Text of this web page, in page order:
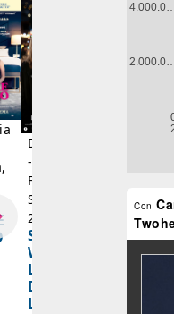
Drammatico
- Giappone,
Francia,
Singapore,
2024, 105'
SPIRIT
WORLD -
LA FESTA
DELLE
LANTERNE
Belgio,
98'
-
Con